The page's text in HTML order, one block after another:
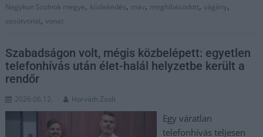
Nagykun Szolnok megye, közlekedés, máv, meghibásodott,vágány,
vasútvonal,vonat
Szabadságon volt, mégis közbelépett: egyetlen
telefonhívás után élet-halál helyzetbe került a
rendőr
2026.06.12. Horváth Zsolt
Egy váratlan
telefonhívás teljesen